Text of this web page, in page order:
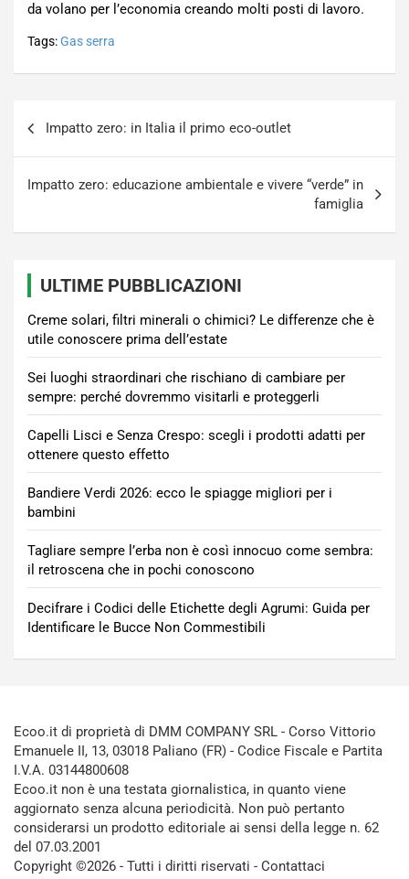
da volano per l’economia creando molti posti di lavoro.
Tags:Gas serra
articoli
Impatto zero: in Italia il primo eco-outlet
Impatto zero: educazione ambientale e vivere “verde” in
famiglia
ULTIME PUBBLICAZIONI
Creme solari, filtri minerali o chimici? Le differenze che è
utile conoscere prima dell’estate
Sei luoghi straordinari che rischiano di cambiare per
sempre: perché dovremmo visitarli e proteggerli
Capelli Lisci e Senza Crespo: scegli i prodotti adatti per
ottenere questo effetto
Bandiere Verdi 2026: ecco le spiagge migliori per i
bambini
Tagliare sempre l’erba non è così innocuo come sembra:
il retroscena che in pochi conoscono
Decifrare i Codici delle Etichette degli Agrumi: Guida per
Identificare le Bucce Non Commestibili
Ecoo.it di proprietà di DMM COMPANY SRL - Corso Vittorio
Emanuele II, 13, 03018 Paliano (FR) - Codice Fiscale e Partita
I.V.A. 03144800608
Ecoo.it non è una testata giornalistica, in quanto viene
aggiornato senza alcuna periodicità. Non può pertanto
considerarsi un prodotto editoriale ai sensi della legge n. 62
del 07.03.2001
Copyright ©2026 - Tutti i diritti riservati - Contattaci